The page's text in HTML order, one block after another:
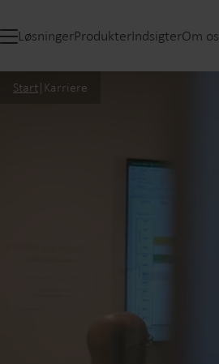
LøsningerProdukterIndsigterOm os
Start| Karriere